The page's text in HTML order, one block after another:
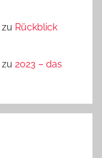
zu Rückblick
zu 2023 – das